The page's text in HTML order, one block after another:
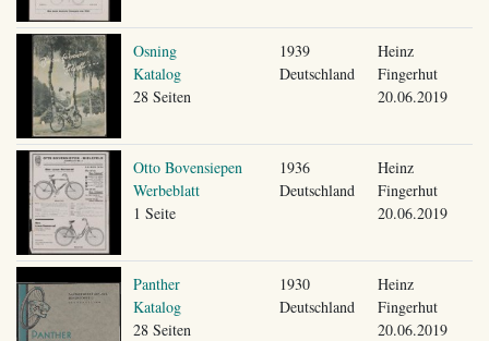
Osning
Katalog
28 Seiten
1939
Deutschland
Heinz
Fingerhut
20.06.2019
Otto Bovensiepen
Werbeblatt
1 Seite
1936
Deutschland
Heinz
Fingerhut
20.06.2019
Panther
Katalog
28 Seiten
1930
Deutschland
Heinz
Fingerhut
20.06.2019